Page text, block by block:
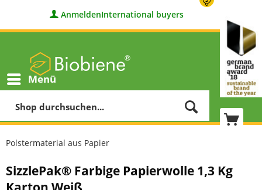
AnmeldenInternational buyers
Menü
Polstermaterial aus Papier
SizzlePak® Farbige Papierwolle 1,3 Kg